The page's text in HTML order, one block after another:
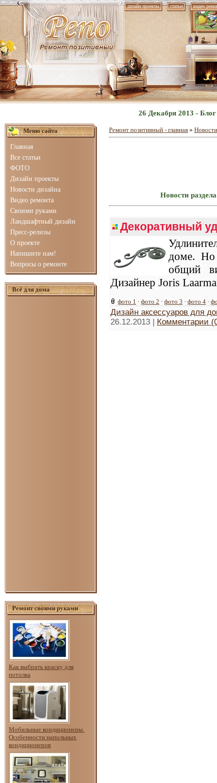
дизайн проекты статьи видео
26 Декабря 2013 -
Меню сайта
Главная
Все статьи
ФОТО
Дизайн проекты
Новости дизайна
Видео ремонта
Своими руками
Ландшафтный дизайн
Пресс-релизы
О проекте
Напишите нам!
Вопросы о ремонте
Всё для дома
Ремонт своими руками
Как выбрать краску для
потолка
Мобильные кондиционеры.
Особенности напольных
кондиционеров
Ремонт позитивный - главная »
Новости
Декоративный
доме. Но
общий
Дизайнер Joris
фото 1 · фото 2 · фото 3 · фото 4 ·
Дизайн аксессуаров для
26.12.2013 | Комментарии